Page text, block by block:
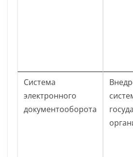
Система
электронного
документооборота